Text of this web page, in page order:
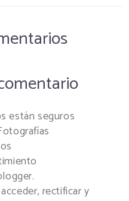
están seguros
rectificar y